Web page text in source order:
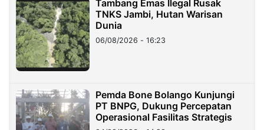
Tambang Emas Ilegal Rusak
TNKS Jambi, Hutan Warisan
Dunia
06/08/2026 - 16:23
Pemda Bone Bolango Kunjungi
PT BNPG, Dukung Percepatan
Operasional Fasilitas Strategis